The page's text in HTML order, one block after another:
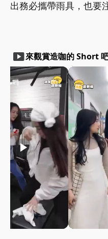
出務必攜帶雨具，也要
smart_display來觀賞造咖的 Short 吧
play_arrow